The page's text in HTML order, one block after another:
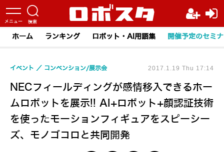
ホーム ランキング ロボット・AI用語集 開催予定のセミ
NECフィールディングが感情移入できるホー
ムロボットを展示!! AI+ロボット+顔認証技術
を使ったモーションフィギュアをスピーシー
ズ、モノゴコロと共同開発
イベント コンベンション/展示会 2017.1.19 Thu 17:14